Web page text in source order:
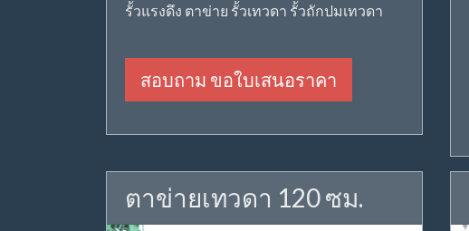
รั้วแรงดึง ตาข่าย รั้วเทวดา รั้วถักปมเทวดา
สอบถาม ขอใบเสนอราคา
ตาข่ายเทวดา 120 ซม.